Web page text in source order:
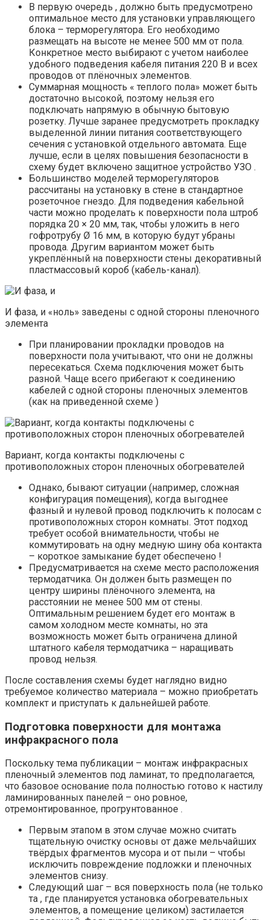
В первую очередь , должно быть предусмотрено
оптимальное место для установки управляющего
блока – терморегулятора. Его необходимо
размещать на высоте не менее 500 мм от пола.
Конкретное место выбирают с учетом наиболее
удобного подведения кабеля питания 220 В и всех
проводов от плёночных элементов.
Суммарная мощность « теплого пола» может быть
достаточно высокой, поэтому нельзя его
подключать напрямую в обычную бытовую
розетку. Лучше заранее предусмотреть прокладку
выделенной линии питания соответствующего
сечения с установкой отдельного автомата. Еще
лучше, если в целях повышения безопасности в
схему будет включено защитное устройство УЗО .
Большинство моделей терморегуляторов
рассчитаны на установку в стене в стандартное
розеточное гнездо. Для подведения кабельной
части можно проделать к поверхности пола штроб
порядка 20 × 20 мм, так, чтобы уложить в него
гофротрубу Ø 16 мм, в которую будут убраны
провода. Другим вариантом может быть
укреплённый на поверхности стены декоративный
пластмассовый короб (кабель-канал).
И фаза, и «ноль» заведены с одной стороны пленочного
элемента
При планировании прокладки проводов на
поверхности пола учитывают, что они не должны
пересекаться. Схема подключения может быть
разной. Чаще всего прибегают к соединению
кабелей с одной стороны пленочных элементов
(как на приведенной схеме )
Вариант, когда контакты подключены с
противоположных сторон пленочных обогревателей
Однако, бывают ситуации (например, сложная
конфигурация помещения), когда выгоднее
фазный и нулевой провод подключить к полосам с
противоположных сторон комнаты. Этот подход
требует особой внимательности, чтобы не
коммутировать на одну медную шину оба контакта
– короткое замыкание будет обеспечено !
Предусматривается на схеме место расположения
термодатчика. Он должен быть размещен по
центру ширины плёночного элемента, на
расстоянии не менее 500 мм от стены.
Оптимальным решением будет его монтаж в
самом холодном месте комнаты, но эта
возможность может быть ограничена длиной
штатного кабеля термодатчика – наращивать
провод нельзя.
После составления схемы будет наглядно видно
требуемое количество материала – можно приобретать
комплект и приступать к дальнейшей работе.
Подготовка поверхности для монтажа
инфракрасного пола
Поскольку тема публикации – монтаж инфракрасных
пленочный элементов под ламинат, то предполагается,
что базовое основание пола полностью готово к настилу
ламинированных панелей – оно ровное,
отремонтированное, прогрунтованное .
Первым этапом в этом случае можно считать
тщательную очистку основы от даже мельчайших
твёрдых фрагментов мусора и от пыли – чтобы
исключить повреждение подложки и пленочных
элементов снизу.
Следующий шаг – вся поверхность пола (не только
та , где планируется установка обогревательных
элементов, а помещение целиком) застилается